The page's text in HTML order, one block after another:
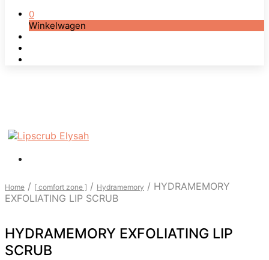
0
Winkelwagen
Home / [ comfort zone ] / Hydramemory / HYDRAMEMORY
EXFOLIATING LIP SCRUB
HYDRAMEMORY EXFOLIATING LIP
SCRUB